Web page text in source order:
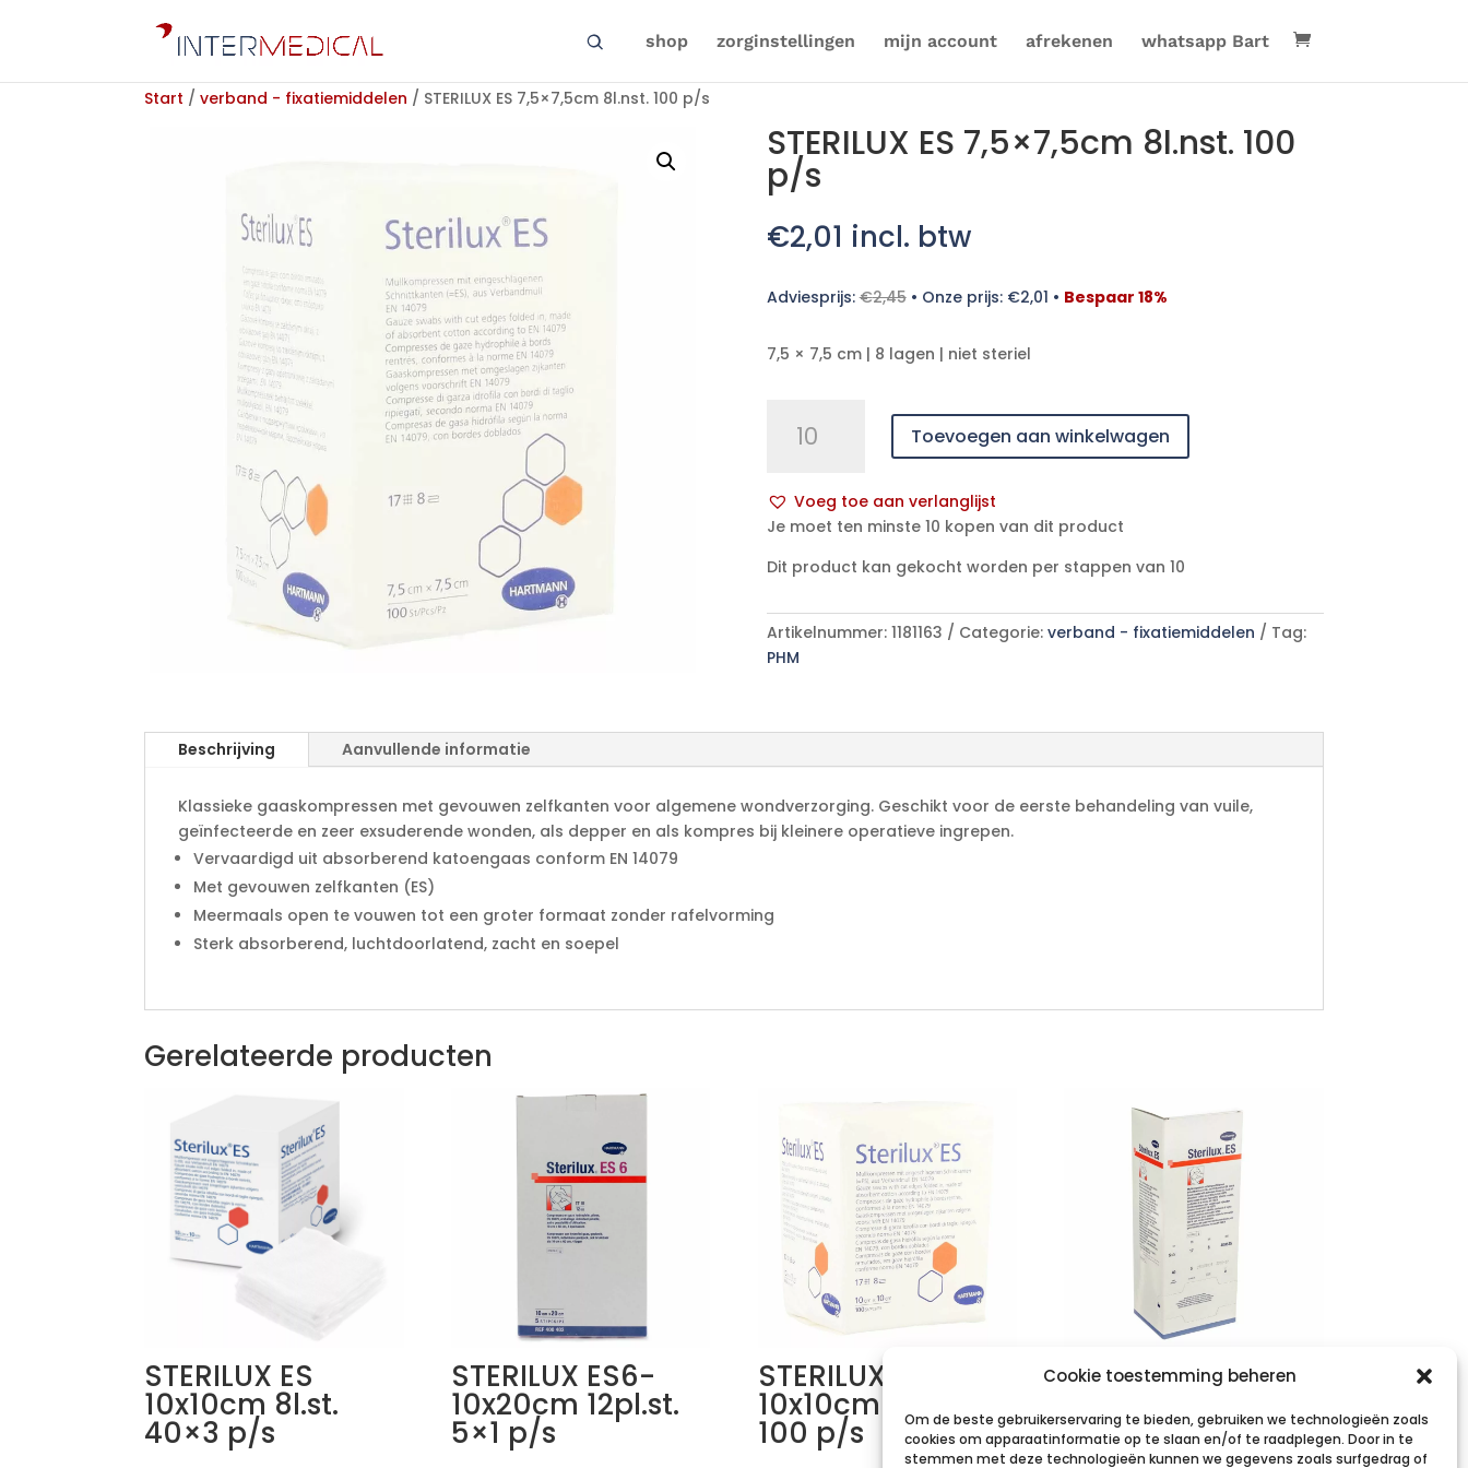
Cookie toestemming beheren
Om de beste gebruikerservaring te bieden, gebruiken we technologieën zoals
cookies om apparaatinformatie op te slaan en/of te raadplegen. Door in te
stemmen met deze technologieën kunnen we gegevens zoals surfgedrag of
shop zorginstellingen mijn account afrekenen whatsapp Bart
Start / verband - fixatiemiddelen / STERILUX ES 7,5×7,5cm 8l.nst. 100 p/s
STERILUX ES 7,5×7,5cm 8l.nst. 100
p/s
€2,01 incl. btw
Adviesprijs:€2,45• Onze prijs: €2,01 • Bespaar 18%
7,5 × 7,5 cm | 8 lagen | niet steriel
100
p/s
aantal
Toevoegen aan winkelwagen
Voeg toe aan verlanglijst
A
t
r
n
i
:
Je moet ten minste 10 kopen van dit product
Dit product kan gekocht worden per stappen van 10
Artikelnummer: 1181163 Categorie: verband - fixatiemiddelen
Tag:
PHM
Beschrijving Aanvullende informatie
Klassieke gaaskompressen met gevouwen zelfkanten voor algemene wondverzorging. Geschikt voor de eerste behandeling van vuile,
geïnfecteerde en zeer exsuderende wonden, als depper en als kompres bij kleinere operatieve ingrepen.
Vervaardigd uit absorberend katoengaas conform EN 14079
Met gevouwen zelfkanten (ES)
Meermaals open te vouwen tot een groter formaat zonder rafelvorming
Sterk absorberend, luchtdoorlatend, zacht en soepel
Gerelateerde producten
STERILUX ES
10x10cm 8l.st.
40×3 p/s
STERILUX ES6-
10x20cm 12pl.st.
5×1 p/s
STERILUX ES
10x10cm 8l.nst.
100 p/s
STERILUX ES
5x5cm 8l.st. 40×5
p/s